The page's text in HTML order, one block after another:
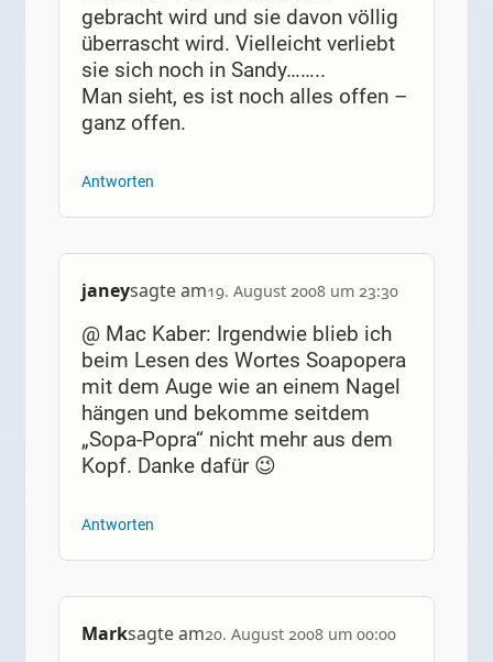
gebracht wird und sie davon völlig
überrascht wird. Vielleicht verliebt
sie sich noch in Sandy……..
Man sieht, es ist noch alles offen –
ganz offen.
Antworten
janeysagte am19. August 2008 um 23:30
@ Mac Kaber: Irgendwie blieb ich
beim Lesen des Wortes Soapopera
mit dem Auge wie an einem Nagel
hängen und bekomme seitdem
„Sopa-Popra“ nicht mehr aus dem
Kopf. Danke dafür 😉
Antworten
Marksagte am20. August 2008 um 00:00